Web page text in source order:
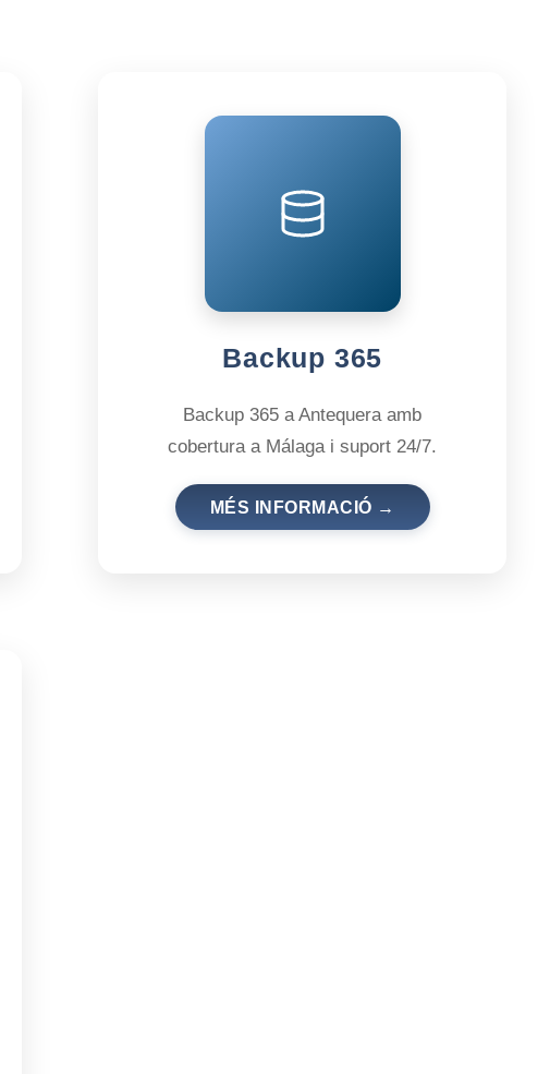
Backup 365
Backup 365 a Antequera amb
cobertura a Málaga i suport 24/7.
MÉS INFORMACIÓ →